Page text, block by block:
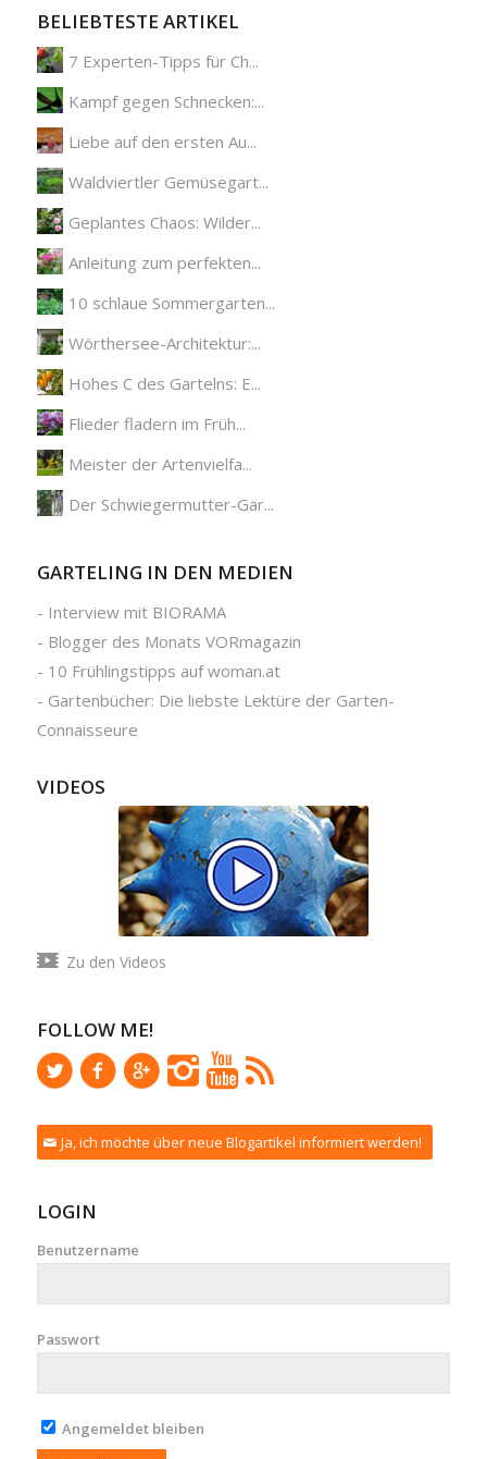
BELIEBTESTE ARTIKEL
7 Experten-Tipps für Ch...
Kampf gegen Schnecken:...
Liebe auf den ersten Au...
Waldviertler Gemüsegart...
Geplantes Chaos: Wilder...
Anleitung zum perfekten...
10 schlaue Sommergarten...
Wörthersee-Architektur:...
Hohes C des Gartelns: E...
Flieder fladern im Früh...
Meister der Artenvielfa...
Der Schwiegermutter-Gar...
GARTELING IN DEN MEDIEN
- Interview mit BIORAMA
- Blogger des Monats VORmagazin
- 10 Frühlingstipps auf woman.at
- Gartenbücher: Die liebste Lektüre der Garten-
Connaisseure
VIDEOS
Zu den Videos
FOLLOW ME!
Ja, ich möchte über neue Blogartikel informiert werden!
LOGIN
Benutzername
Passwort
Angemeldet bleiben